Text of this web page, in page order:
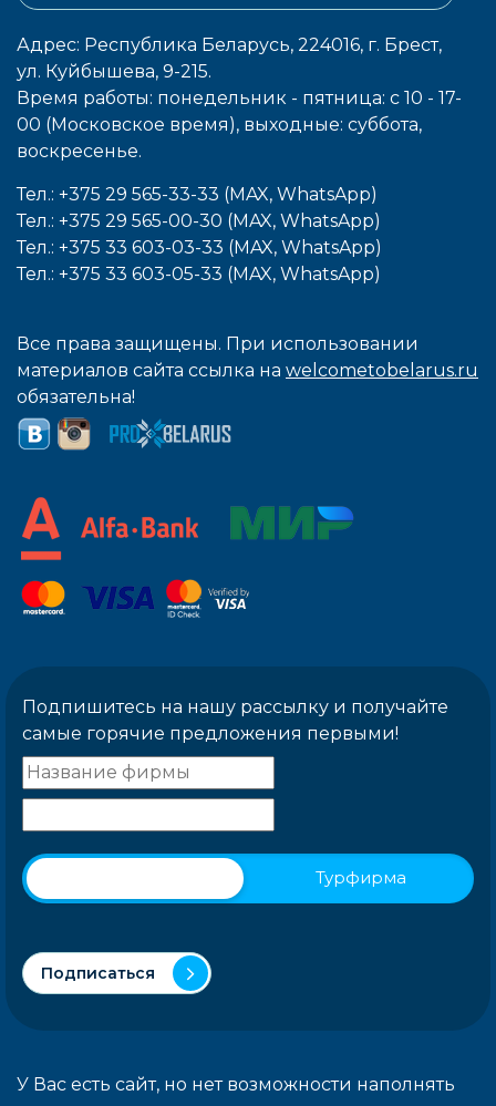
Адрес: Республика Беларусь, 224016, г. Брест,
ул. Куйбышева, 9-215.
Время работы: понедельник - пятница: с 10 - 17-
00 (Московское время), выходные: cуббота,
воcкресенье.
Тел.: +375 29 565-33-33 (MAX, WhatsApp)
Тел.: +375 29 565-00-30 (MAX, WhatsApp)
Тел.: +375 33 603-03-33 (MAX, WhatsApp)
Тел.: +375 33 603-05-33 (MAX, WhatsApp)
Все права защищены. При использовании
материалов сайта ссылка на welcometobelarus.ru
обязательна!
Подпишитесь на нашу рассылку и получайте
самые горячие предложения первыми!
Турфирма
Подписаться
У Вас есть сайт, но нет возможности наполнять